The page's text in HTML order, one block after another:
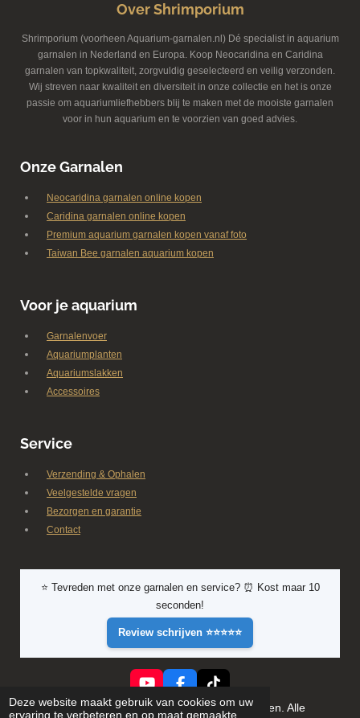
Deze website maakt gebruik van cookies om uw
ervaring te verbeteren en op maat gemaakte
Over Shrimporium
Shrimporium (voorheen Aquarium-garnalen.nl) Dé specialist in aquarium
garnalen in Nederland en Europa. Koop Neocaridina en Caridina
garnalen van topkwaliteit, zorgvuldig geselecteerd en veilig verzonden.
Wij streven naar kwaliteit en diversiteit in onze collectie en het is onze
passie om aquariumliefhebbers blij te maken met de mooiste garnalen
voor in hun aquarium en te voorzien van goed advies.
Onze Garnalen
Neocaridina garnalen online kopen
Caridina garnalen online kopen
Premium aquarium garnalen kopen vanaf foto
Taiwan Bee garnalen aquarium kopen
Voor je aquarium
Garnalenvoer
Aquariumplanten
Aquariumslakken
Accessoires
Service
Verzending & Ophalen
Veelgestelde vragen
Bezorgen en garantie
Contact
⭐ Tevreden met onze garnalen en service? ⏰ Kost maar 10
seconden!
Review schrijven ⭐⭐⭐⭐⭐
Y
o
u
F
a
c
T
i
k
© 2026 Shrimporium - Premium aquarium garnalen. Alle